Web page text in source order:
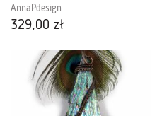
AnnaPdesign
329,00 zł